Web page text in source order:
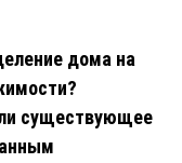
дома на
существующее